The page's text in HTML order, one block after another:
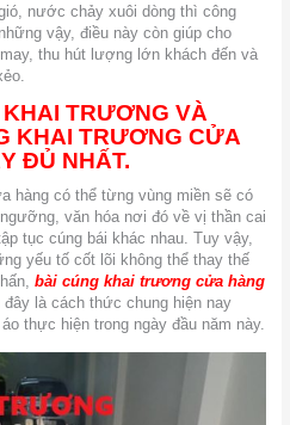
nước chảy xuôi dòng thì công
vậy, điều này còn giúp cho
thu hút lượng lớn khách đến và
TRƯƠNG VÀ
KHAI TRƯƠNG CỬA
ĐỦ NHẤT.
hàng có thể từng vùng miền sẽ có
văn hóa nơi đó về vị thần cai
tục cúng bái khác nhau. Tuy vậy,
yếu tố cốt lõi không thể thay thế
bài cúng khai trương cửa hàng
là cách thức chung hiện nay
thực hiện trong ngày đầu năm này.